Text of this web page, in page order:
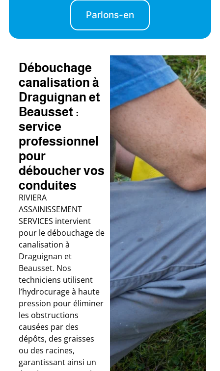
Parlons-en
Débouchage
canalisation à
Draguignan et
Beausset :
service
professionnel
pour
déboucher vos
conduites
RIVIERA
ASSAINISSEMENT
SERVICES intervient
pour le débouchage de
canalisation à
Draguignan et
Beausset. Nos
techniciens utilisent
l’hydrocurage à haute
pression pour éliminer
les obstructions
causées par des
dépôts, des graisses
ou des racines,
garantissant ainsi un